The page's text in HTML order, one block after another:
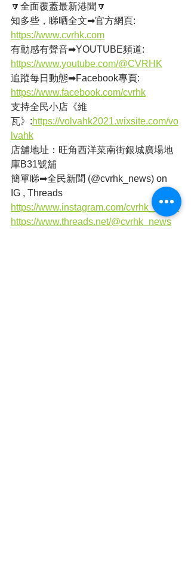
🔽全面覆蓋最新港聞🔽
知多些，睇晒全文➡官方網頁:
https://www.cvrhk.com
有動感有聲音➡YOUTUBE頻道:
https://www.youtube.com/@CVRHK
追蹤每日動態➡Facebook專頁:
https://www.facebook.com/cvrhk
支持全民小店《維
瓦》:https://volvahk2021.wixsite.com/vo
lvahk
店舖地址：旺角西洋菜南街銀城廣場地
庫B31號舖
簡單睇➡全民新聞 (@cvrhk_news) on
IG , Threads
https://www.instagram.com/cvrhk_news/
https://www.threads.net/@cvrhk_news